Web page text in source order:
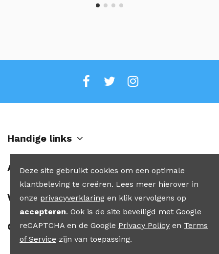
Handige links
Account
Winkel
Contact
Deze site gebruikt cookies om een optimale
klantbeleving te creëren. Lees meer hierover in
onze privacyverklaring en klik vervolgens op
accepteren. Ook is de site beveiligd met Google
reCAPTCHA en de Google Privacy Policy en Terms
of Service zijn van toepassing.